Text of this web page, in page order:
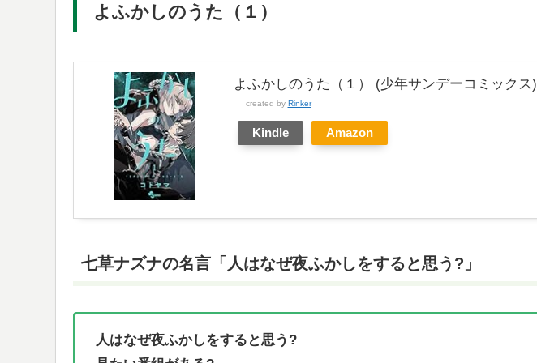
よふかしのうた（１）
よふかしのうた（１） (少年サンデーコミックス)
created by Rinker
Kindle Amazon
七草ナズナの名言「人はなぜ夜ふかしをすると思う?」
人はなぜ夜ふかしをすると思う?